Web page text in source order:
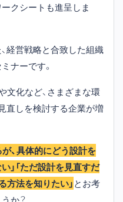
クシートも進呈しま
経営戦略と合致した組織
ナーです。
文化など、さまざまな環
直しを検討する企業が増
、具体的にどう設計を
」「ただ設計を見直すだ
方法を知りたい」とお考